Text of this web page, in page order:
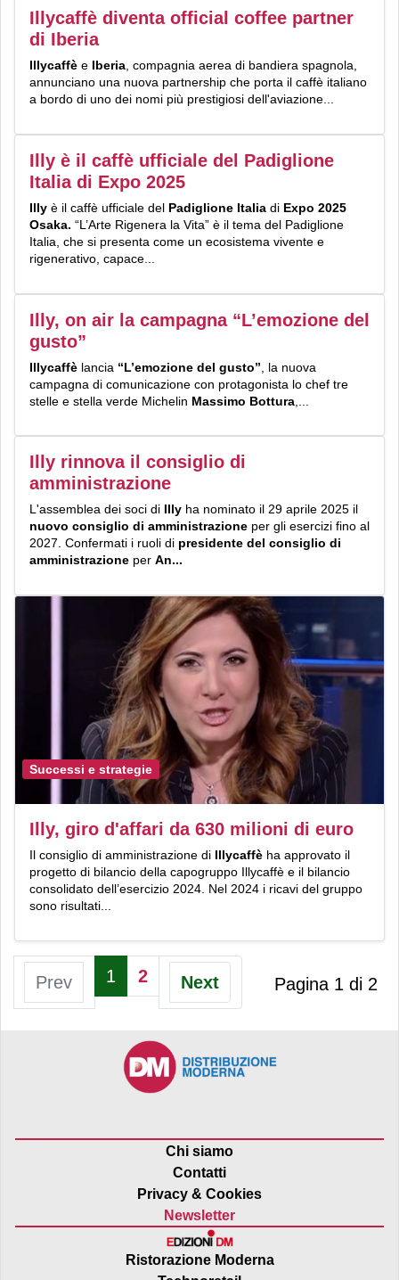
Illycaffè diventa official coffee partner
di Iberia
Illycaffè e Iberia , compagnia aerea di bandiera spagnola,
annunciano una nuova partnership che porta il caffè italiano
a bordo di uno dei nomi più prestigiosi dell'aviazione...
Illy è il caffè ufficiale del Padiglione
Italia di Expo 2025
Illy è il caffè ufficiale del Padiglione Italia di Expo 2025
Osaka. “L’Arte Rigenera la Vita” è il tema del Padiglione
Italia, che si presenta come un ecosistema vivente e
rigenerativo, capace...
Illy, on air la campagna “L’emozione del
gusto”
Illycaffè lancia “L’emozione del gusto” , la nuova
campagna di comunicazione con protagonista lo chef tre
stelle e stella verde Michelin Massimo Bottura
Illy rinnova il consiglio di
amministrazione
L'assemblea dei soci di Illy ha nominato il 29 aprile 2025 il
nuovo consiglio di amministrazione per gli esercizi fino al
2027. Confermati i ruoli di presidente del consiglio di
amministrazione per An...
Successi e strategie
Illy, giro d'affari da 630 milioni di euro
Il consiglio di amministrazione di Illycaffè ha approvato il
progetto di bilancio della capogruppo Illycaffè e il bilancio
consolidato dell’esercizio 2024. Nel 2024 i ricavi del gruppo
sono risultati...
Pagina 1 di 2
Prev 1 2 Next
Chi siamo
Contatti
Privacy & Cookies
Newsletter
Ristorazione Moderna